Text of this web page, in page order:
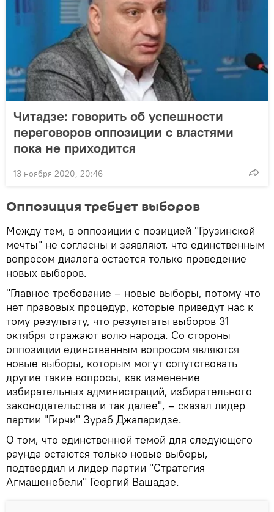
Читадзе: говорить об успешности
переговоров оппозиции с властями
пока не приходится
13 ноября 2020, 20:46
Оппозиция требует выборов
Между тем, в оппозиции с позицией "Грузинской
мечты" не согласны и заявляют, что единственным
вопросом диалога остается только проведение
новых выборов.
"Главное требование – новые выборы, потому что
нет правовых процедур, которые приведут нас к
тому результату, что результаты выборов 31
октября отражают волю народа. Со стороны
оппозиции единственным вопросом являются
новые выборы, которым могут сопутствовать
другие такие вопросы, как изменение
избирательных администраций, избирательного
законодательства и так далее", – сказал лидер
партии "Гирчи" Зураб Джапаридзе.
О том, что единственной темой для следующего
раунда остаются только новые выборы,
подтвердил и лидер партии "Стратегия
Агмашенебели" Георгий Вашадзе.